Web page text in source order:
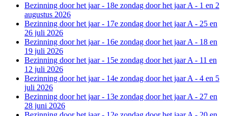
Bezinning door het jaar - 18e zondag door het jaar A - 1 en 2
augustus 2026
Bezinning door het jaar - 17e zondag door het jaar A - 25 en
26 juli 2026
Bezinning door het jaar - 16e zondag door het jaar A - 18 en
19 juli 2026
Bezinning door het jaar - 15e zondag door het jaar A - 11 en
12 juli 2026
Bezinning door het jaar - 14e zondag door het jaar A - 4 en 5
juli 2026
Bezinning door het jaar - 13e zondag door het jaar A - 27 en
28 juni 2026